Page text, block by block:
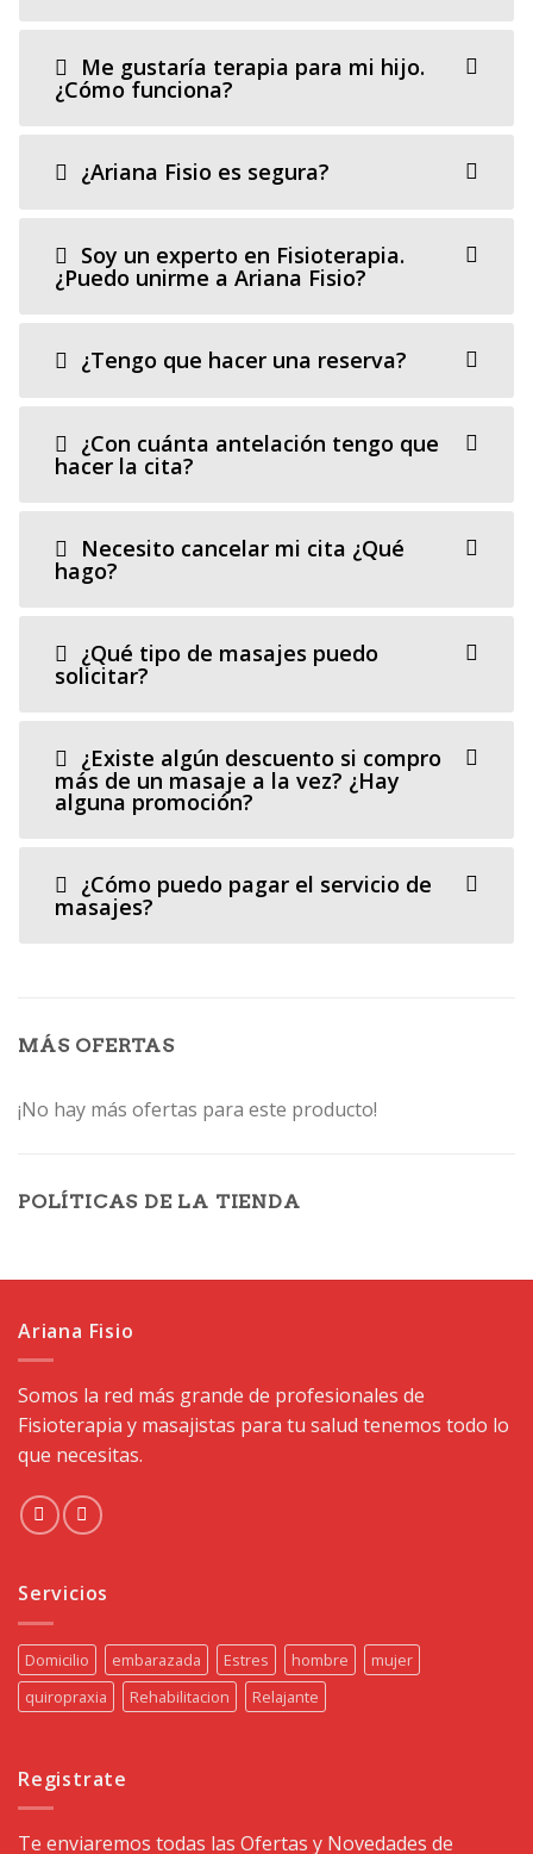
Me gustaría terapia para mi hijo.
¿Cómo funciona?
¿Ariana Fisio es segura?
Soy un experto en Fisioterapia.
¿Puedo unirme a Ariana Fisio?
¿Tengo que hacer una reserva?
¿Con cuánta antelación tengo que
hacer la cita?
Necesito cancelar mi cita ¿Qué
hago?
¿Qué tipo de masajes puedo
solicitar?
¿Existe algún descuento si compro
más de un masaje a la vez? ¿Hay
alguna promoción?
¿Cómo puedo pagar el servicio de
masajes?
MÁS OFERTAS
¡No hay más ofertas para este producto!
POLÍTICAS DE LA TIENDA
Ariana Fisio
Somos la red más grande de profesionales de
Fisioterapia y masajistas para tu salud tenemos todo lo
que necesitas.
Servicios
Domicilio embarazada Estres hombre
mujer
quiropraxia
Rehabilitacion Relajante
Registrate
Te enviaremos todas las Ofertas y Novedades de